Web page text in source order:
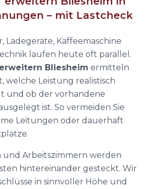
– mit Lastcheck
Ladegeräte, Kaffeemaschine
laufen heute oft parallel.
Bliesheim ermitteln
welche Leistung realistisch
und ob der vorhandene
ist. So vermeiden Sie
Leitungen oder dauerhaft
und Arbeitszimmern werden
hintereinander gesteckt. Wir
in sinnvoller Höhe und